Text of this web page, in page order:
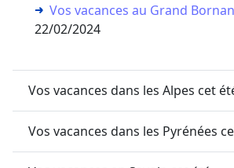
Vos vacances au Grand
22/02/2024
Vos vacances dans les Alpes cet
Vos vacances dans les Pyrénées